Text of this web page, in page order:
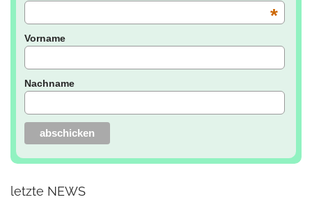
*
Vorname
Nachname
letzte NEWS